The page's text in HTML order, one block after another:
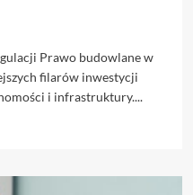
Prawo budowlane w
filarów inwestycji
i infrastruktury....